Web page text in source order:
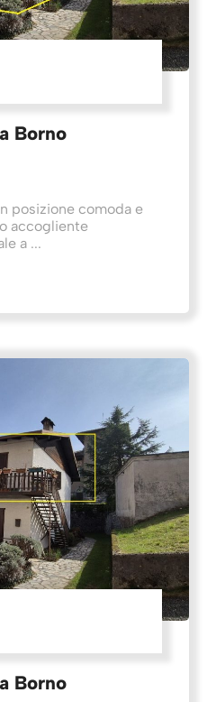
Borno
posizione comoda e
accogliente
a ...
Borno